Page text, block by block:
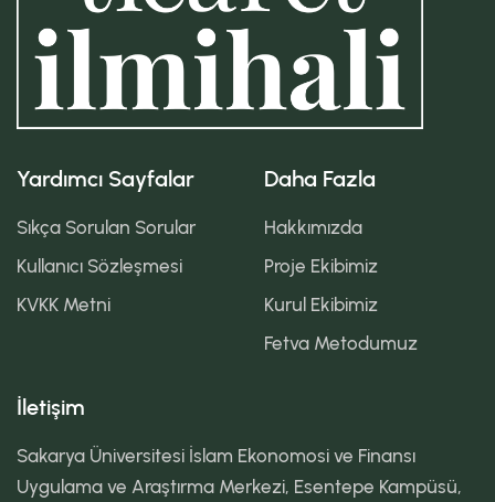
Yardımcı Sayfalar
Sıkça Sorulan Sorular
Kullanıcı Sözleşmesi
KVKK Metni
Daha Fazla
Hakkımızda
Proje Ekibimiz
Kurul Ekibimiz
Fetva Metodumuz
İletişim
Sakarya Üniversitesi İslam Ekonomosi ve Finansı
Uygulama ve Araştırma Merkezi, Esentepe Kampüsü,